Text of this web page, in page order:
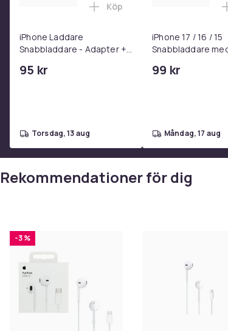
iPhone Laddare
Snabbladdare - Adapter +
C 2m
95 kr
Lägg till iPhone Laddare
Köp
torsdag, 13 aug
iPhone 17 / 16 / 15
Snabbladdare
99 kr
måndag, 17 aug
Rekommendationer för dig
-3 %